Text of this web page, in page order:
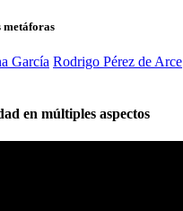
metáforas
García Rodrigo Pérez de Arce
en múltiples aspectos